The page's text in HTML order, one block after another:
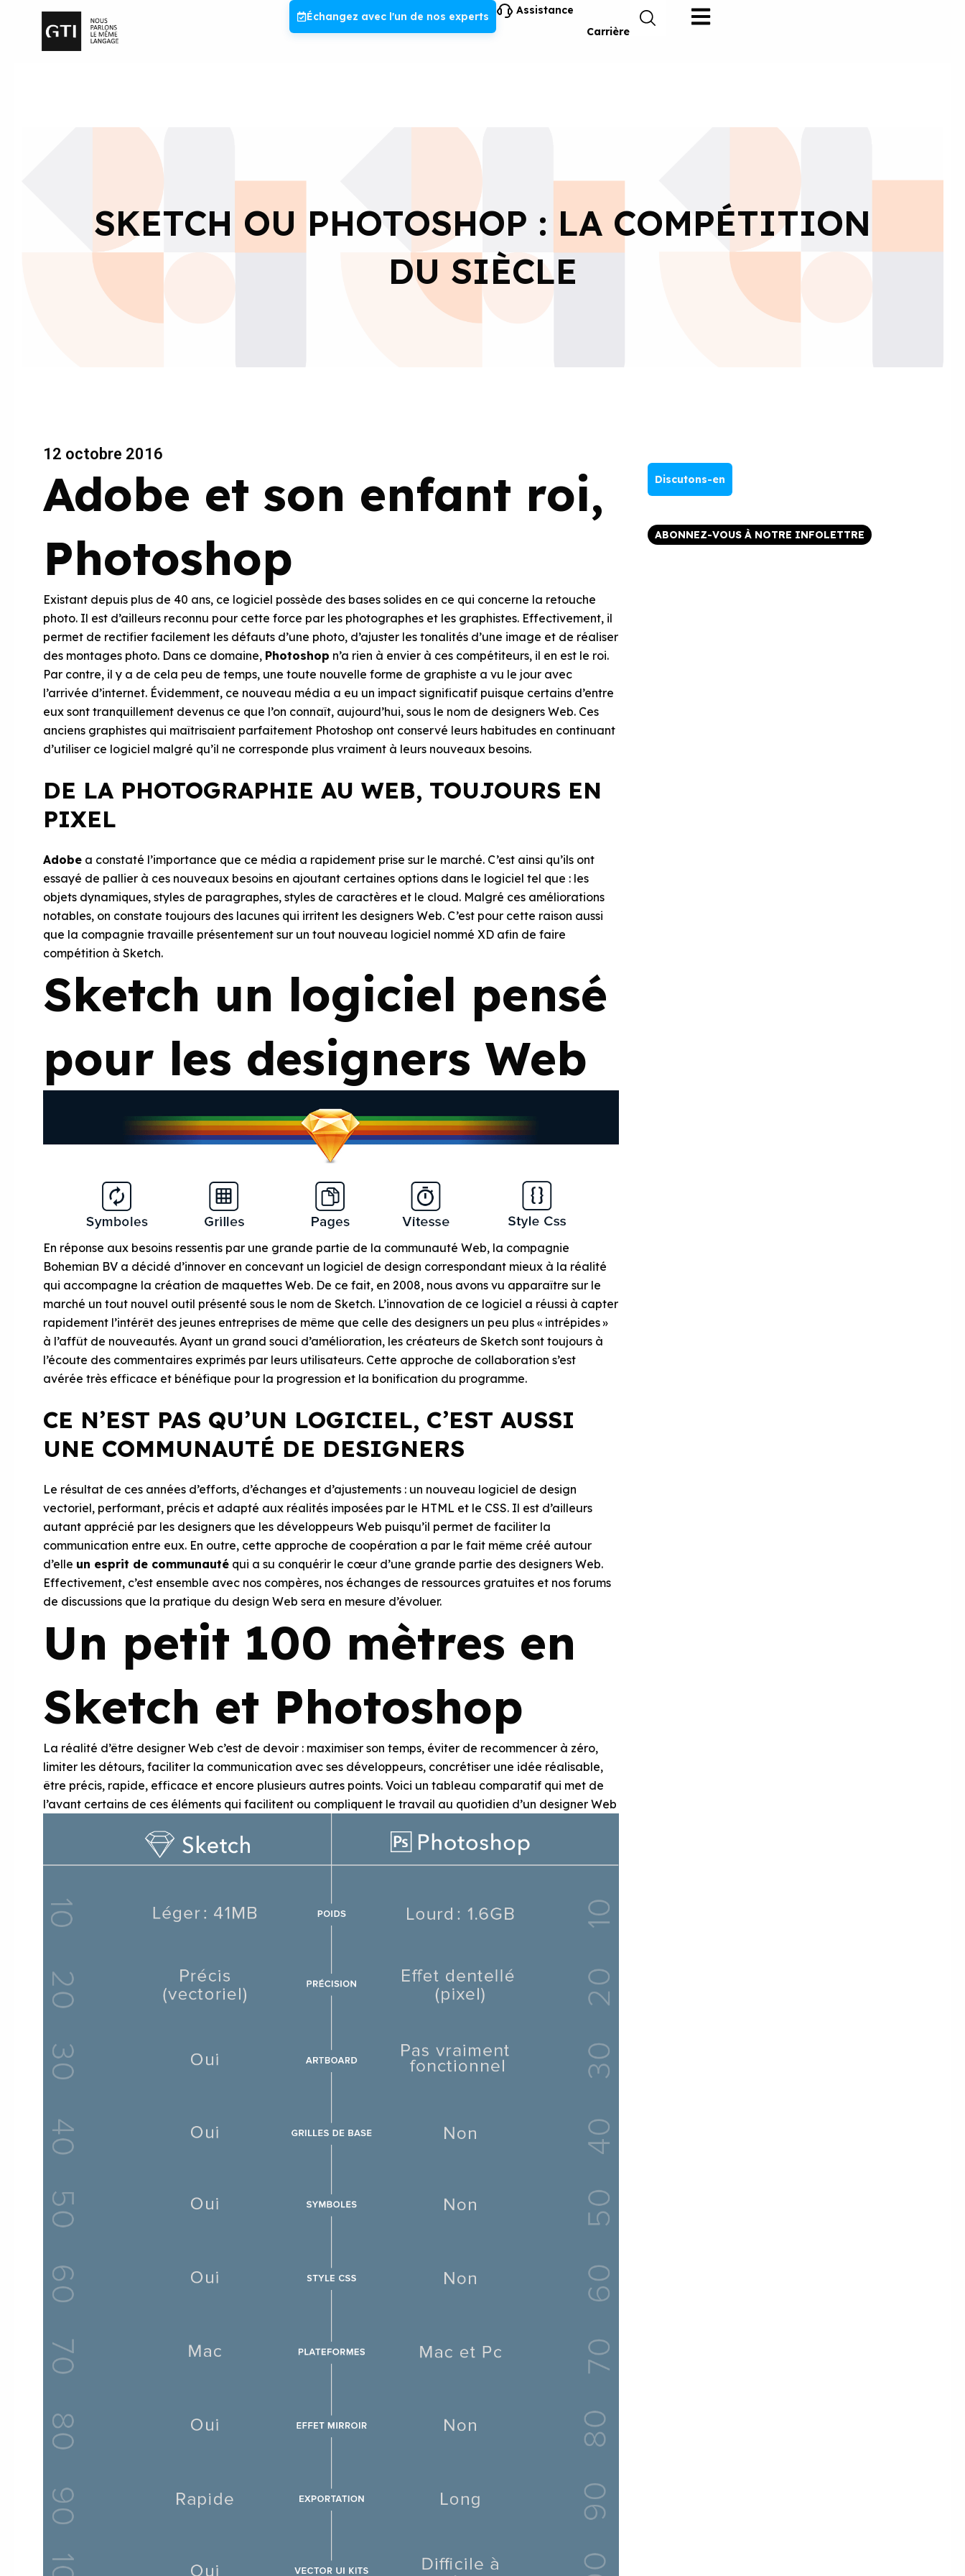
Échangez avec l'un de nos experts
Assistance
Carrière
SKETCH OU PHOTOSHOP : LA COMPÉTITION
DU SIÈCLE
12 octobre 2016
Adobe et son enfant roi,
Photoshop
Existant depuis plus de 40 ans, ce logiciel possède des bases solides en ce qui concerne la retouche
photo. Il est d’ailleurs reconnu pour cette force par les photographes et les graphistes. Effectivement, il
permet de rectifier facilement les défauts d’une photo, d’ajuster les tonalités d’une image et de réaliser
des montages photo. Dans ce domaine, Photoshop n’a rien à envier à ces compétiteurs, il en est le roi.
Par contre, il y a de cela peu de temps, une toute nouvelle forme de graphiste a vu le jour avec
l’arrivée d’internet. Évidemment, ce nouveau média a eu un impact significatif puisque certains d’entre
eux sont tranquillement devenus ce que l’on connaît, aujourd’hui, sous le nom de designers Web. Ces
anciens graphistes qui maîtrisaient parfaitement Photoshop ont conservé leurs habitudes en continuant
d’utiliser ce logiciel malgré qu’il ne corresponde plus vraiment à leurs nouveaux besoins.
DE LA PHOTOGRAPHIE AU WEB, TOUJOURS EN
PIXEL
Adobe a constaté l’importance que ce média a rapidement prise sur le marché. C’est ainsi qu’ils ont
essayé de pallier à ces nouveaux besoins en ajoutant certaines options dans le logiciel tel que : les
objets dynamiques, styles de paragraphes, styles de caractères et le cloud. Malgré ces améliorations
notables, on constate toujours des lacunes qui irritent les designers Web. C’est pour cette raison aussi
que la compagnie travaille présentement sur un tout nouveau logiciel nommé XD afin de faire
compétition à Sketch.
Sketch un logiciel pensé
pour les designers Web
En réponse aux besoins ressentis par une grande partie de la communauté Web, la compagnie
Bohemian BV a décidé d’innover en concevant un logiciel de design correspondant mieux à la réalité
qui accompagne la création de maquettes Web. De ce fait, en 2008, nous avons vu apparaître sur le
marché un tout nouvel outil présenté sous le nom de Sketch. L’innovation de ce logiciel a réussi à capter
rapidement l’intérêt des jeunes entreprises de même que celle des designers un peu plus « intrépides »
à l’affût de nouveautés. Ayant un grand souci d’amélioration, les créateurs de Sketch sont toujours à
l’écoute des commentaires exprimés par leurs utilisateurs. Cette approche de collaboration s’est
avérée très efficace et bénéfique pour la progression et la bonification du programme.
CE N’EST PAS QU’UN LOGICIEL, C’EST AUSSI
UNE COMMUNAUTÉ DE DESIGNERS
Le résultat de ces années d’efforts, d’échanges et d’ajustements : un nouveau logiciel de design
vectoriel, performant, précis et adapté aux réalités imposées par le HTML et le CSS. Il est d’ailleurs
autant apprécié par les designers que les développeurs Web puisqu’il permet de faciliter la
communication entre eux. En outre, cette approche de coopération a par le fait même créé autour
d’elle un esprit de communauté qui a su conquérir le cœur d’une grande partie des designers Web.
Effectivement, c’est ensemble avec nos compères, nos échanges de ressources gratuites et nos forums
de discussions que la pratique du design Web sera en mesure d’évoluer.
Un petit 100 mètres en
Sketch et Photoshop
La réalité d’être designer Web c’est de devoir : maximiser son temps, éviter de recommencer à zéro,
limiter les détours, faciliter la communication avec ses développeurs, concrétiser une idée réalisable,
être précis, rapide, efficace et encore plusieurs autres points. Voici un tableau comparatif qui met de
l’avant certains de ces éléments qui facilitent ou compliquent le travail au quotidien d’un designer Web
Discutons-en
ABONNEZ-VOUS À NOTRE INFOLETTRE